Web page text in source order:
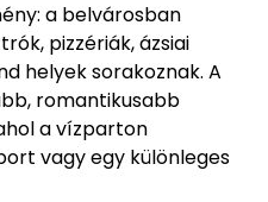
a belvárosban
pizzériák, ázsiai
helyek sorakoznak. A
romantikusabb
a vízparton
vagy egy különleges